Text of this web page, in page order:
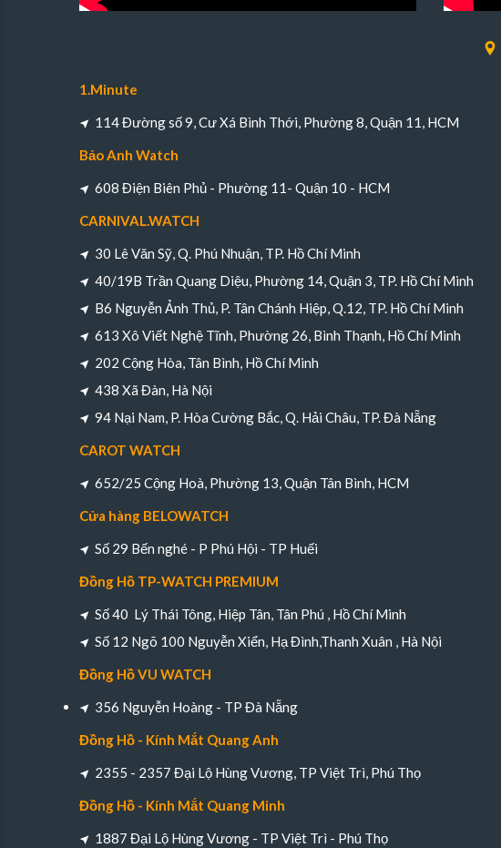
1.Minute
114 Đường số 9, Cư Xá Bình Thới, Phường 8, Quận 11, HCM
Bảo Anh Watch
608 Điện Biên Phủ - Phường 11- Quận 10 - HCM
CARNIVAL.WATCH
30 Lê Văn Sỹ, Q. Phú Nhuận, TP. Hồ Chí Minh
40/19B Trần Quang Diệu, Phường 14, Quận 3, TP. Hồ Chí Minh
B6 Nguyễn Ảnh Thủ, P. Tân Chánh Hiệp, Q.12, TP. Hồ Chí Minh
613 Xô Viết Nghệ Tĩnh, Phường 26, Bình Thạnh, Hồ Chí Minh
202 Cộng Hòa, Tân Bình, Hồ Chí Minh
438 Xã Đàn, Hà Nội
94 Nại Nam, P. Hòa Cường Bắc, Q. Hải Châu, TP. Đà Nẵng
CAROT WATCH
652/25 Cộng Hoà, Phường 13, Quận Tân Bình, HCM
Cửa hàng BELOWATCH
Số 29 Bến nghé - P Phú Hội - TP Huếi
Đồng Hồ TP-WATCH PREMIUM
Số 40 Lý Thái Tông, Hiệp Tân, Tân Phú , Hồ Chí Minh
Số 12 Ngõ 100 Nguyễn Xiển, Hạ Đình,Thanh Xuân , Hà Nội
Đồng Hồ VU WATCH
356 Nguyễn Hoàng - TP Đà Nẵng
Đồng Hồ - Kính Mắt Quang Anh
2355 - 2357 Đại Lộ Hùng Vương, TP Việt Trì, Phú Thọ
Đồng Hồ - Kính Mắt Quang Minh
1887 Đại Lộ Hùng Vương - TP Việt Trì - Phú Thọ